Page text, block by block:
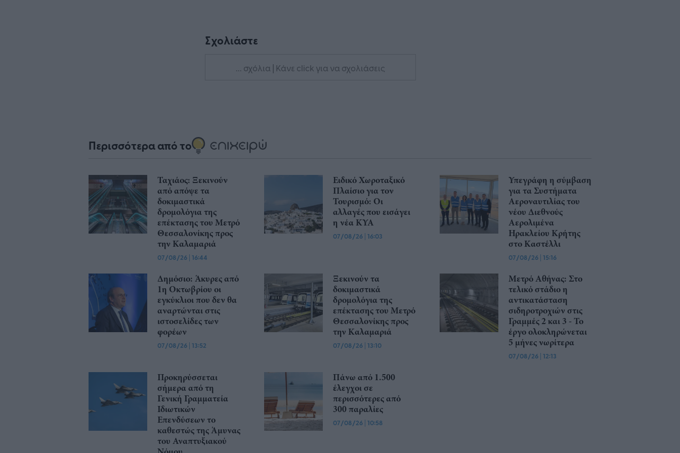
Σχολιάστε
... σχόλια | Κάνε click για να σχολιάσεις
Περισσότερα από το
Ταχιάος: Ξεκινούν
από απόψε τα
δοκιμαστικά
δρομολόγια της
επέκτασης του Μετρό
Θεσσαλονίκης προς
την Καλαμαριά
07/08/26 | 16:44
Ειδικό Χωροταξικό
Πλαίσιο για τον
Τουρισμό: Οι
αλλαγές που εισάγει
η νέα ΚΥΑ
07/08/26 | 16:03
Υπεγράφη η σύμβαση
για τα Συστήματα
Αεροναυτιλίας του
νέου Διεθνούς
Αερολιμένα
Ηρακλείου Κρήτης
στο Καστέλλι
07/08/26 | 15:16
Δημόσιο: Άκυρες από
1η Οκτωβρίου οι
εγκύκλιοι που δεν θα
αναρτώνται στις
ιστοσελίδες των
φορέων
07/08/26 | 13:52
Ξεκινούν τα
δοκιμαστικά
δρομολόγια της
επέκτασης του Μετρό
Θεσσαλονίκης προς
την Καλαμαριά
07/08/26 | 13:10
Μετρό Αθήνας: Στο
τελικό στάδιο η
αντικατάσταση
σιδηροτροχιών στις
Γραμμές 2 και 3 - Το
έργο ολοκληρώνεται
5 μήνες νωρίτερα
07/08/26 | 12:13
Προκηρύσσεται
σήμερα από τη
Γενική Γραμματεία
Ιδιωτικών
Επενδύσεων το
καθεστώς της Άμυνας
του Αναπτυξιακού
Πάνω από 1.500
έλεγχοι σε
περισσότερες από
300 παραλίες
07/08/26 | 10:58